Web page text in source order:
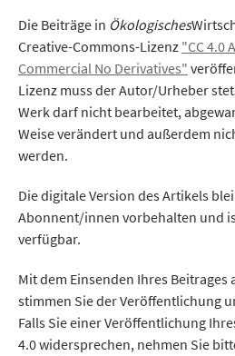
Die Beiträge in Ökologisches
Creative-Commons-Lizenz "CC 4.0
Commercial No Derivatives"
Lizenz muss der Autor/Urheber
Werk darf nicht bearbeitet,
Weise verändert und außerdem
werden.
Die digitale Version des Artikels
Abonnent/innen vorbehalten und
verfügbar.
Mit dem Einsenden Ihres Beitrages
stimmen Sie der Veröffentlichung
Falls Sie einer Veröffentlichung
4.0 widersprechen, nehmen Sie